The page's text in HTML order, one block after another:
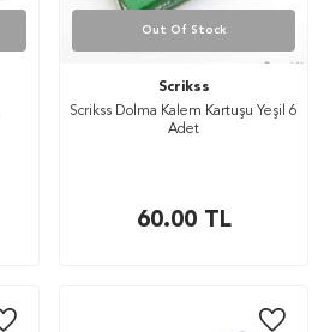
Out Of Stock
Scrikss
Scrikss Dolma Kalem Kartuşu Yeşil 6
Adet
60.00TL